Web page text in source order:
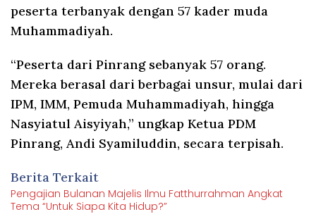
peserta terbanyak dengan 57 kader muda
Muhammadiyah.
“Peserta dari Pinrang sebanyak 57 orang.
Mereka berasal dari berbagai unsur, mulai dari
IPM, IMM, Pemuda Muhammadiyah, hingga
Nasyiatul Aisyiyah,” ungkap Ketua PDM
Pinrang, Andi Syamiluddin, secara terpisah.
Berita Terkait
Pengajian Bulanan Majelis Ilmu Fatthurrahman Angkat
Tema “Untuk Siapa Kita Hidup?”